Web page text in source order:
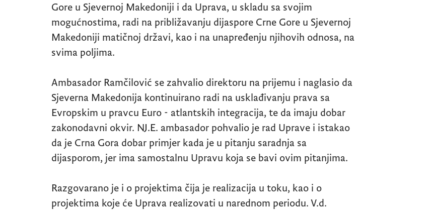
Gore u Sjevernoj Makedoniji i da Uprava, u skladu sa svojim
mogućnostima, radi na približavanju dijaspore Crne Gore u Sjevernoj
Makedoniji matičnoj državi, kao i na unapređenju njihovih odnosa, na
svima poljima.
Ambasador Ramčilović se zahvalio direktoru na prijemu i naglasio da
Sjeverna Makedonija kontinuirano radi na usklađivanju prava sa
Evropskim u pravcu Euro - atlantskih integracija, te da imaju dobar
zakonodavni okvir. NJ.E. ambasador pohvalio je rad Uprave i istakao
da je Crna Gora dobar primjer kada je u pitanju saradnja sa
dijasporom, jer ima samostalnu Upravu koja se bavi ovim pitanjima.
Razgovarano je i o projektima čija je realizacija u toku, kao i o
projektima koje će Uprava realizovati u narednom periodu. V.d.